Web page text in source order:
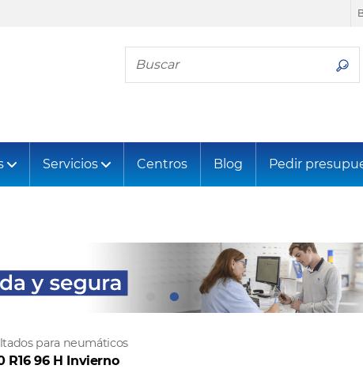
Busca tu neumático
Servicios Centros Blog Pedir
para neumáticos
R16 96 H Invierno